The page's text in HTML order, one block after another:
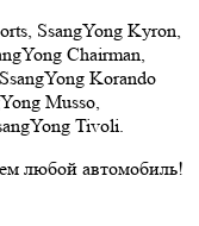
SsangYong Kyron,
Chairman,
Korando
Musso,
Tivoli.
любой автомобиль!